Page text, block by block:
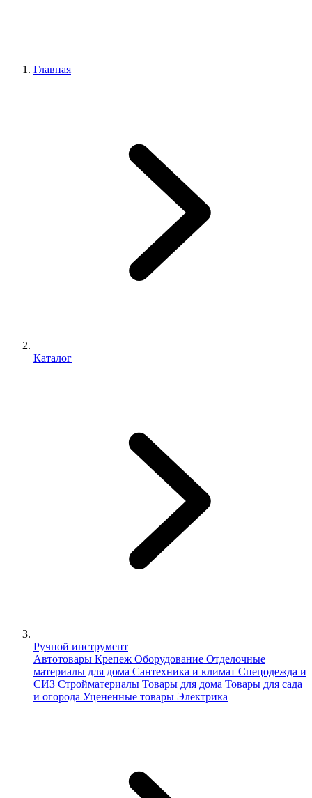
Главная
Каталог
Ручной инструмент
Автотовары Крепеж Оборудование Отделочные
материалы для дома Сантехника и климат Спецодежда и
СИЗ Стройматериалы Товары для дома Товары для сада
и огорода Уцененные товары Электрика